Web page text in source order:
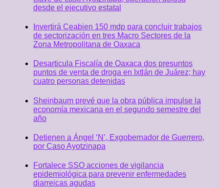
desde el ejecutivo estatal
Invertirá Ceabien 150 mdp para concluir trabajos
de sectorización en tres Macro Sectores de la
Zona Metropolitana de Oaxaca
Desarticula Fiscalía de Oaxaca dos presuntos
puntos de venta de droga en Ixtlán de Juárez; hay
cuatro personas detenidas
Sheinbaum prevé que la obra pública impulse la
economía mexicana en el segundo semestre del
año
Detienen a Ángel ‘N’, Exgobernador de Guerrero,
por Caso Ayotzinapa
Fortalece SSO acciones de vigilancia
epidemiológica para prevenir enfermedades
diarreicas agudas